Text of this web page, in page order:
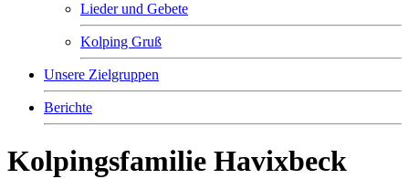
Lieder und Gebete
Kolping Gruß
Unsere Zielgruppen
Berichte
Kolpingsfamilie Havixbeck